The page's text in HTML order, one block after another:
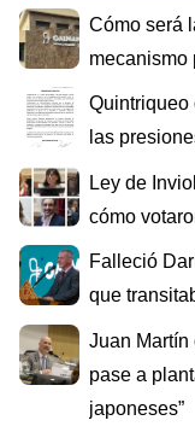
Cómo será
mecanismo
Quintriqueo
las
Ley de
cómo
Falleció
que
Juan Martín
pase a
japoneses”